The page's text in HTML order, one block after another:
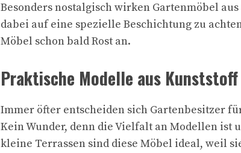
Besonders nostalgisch wirken Gartenmöbel
dabei auf eine spezielle Beschichtung zu
Möbel schon bald Rost an.
Praktische Modelle aus Kunststoff
Immer öfter entscheiden sich Gartenbesitzer
Kein Wunder, denn die Vielfalt an Modellen ist
kleine Terrassen sind diese Möbel ideal, weil